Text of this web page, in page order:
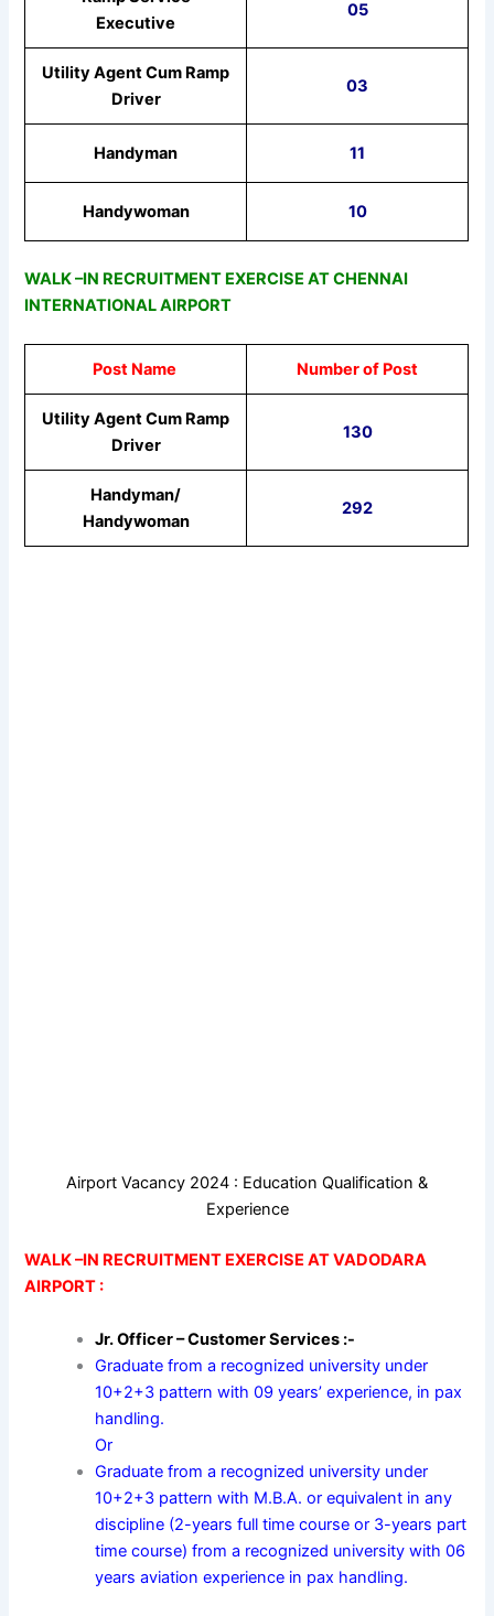
Executive
05
Utility Agent Cum Ramp
Driver
03
Handyman 11
Handywoman 10
WALK –IN RECRUITMENT EXERCISE AT CHENNAI
INTERNATIONAL AIRPORT
Post Name Number of Post
Utility Agent Cum Ramp
Driver
130
Handyman/
Handywoman
292
Airport Vacancy 2024 : Education Qualification &
Experience
WALK –IN RECRUITMENT EXERCISE AT VADODARA
AIRPORT :
Jr. Officer – Customer Services :-
Graduate from a recognized university under
10+2+3 pattern with 09 years’ experience, in pax
handling.
Or
Graduate from a recognized university under
10+2+3 pattern with M.B.A. or equivalent in any
discipline (2-years full time course or 3-years part
time course) from a recognized university with 06
years aviation experience in pax handling.